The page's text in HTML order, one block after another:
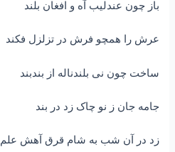
باز چون عندلیب آه و افغان بلند
عرش را همچو فرش در تزلزل فکند
ساخت چون نی بلندناله از بندبند
جامه جان ز نو چاک زد در بند
زد در آن شب به شام قرق آهش علم